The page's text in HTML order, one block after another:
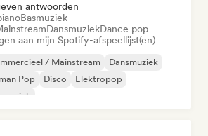
antwoorden
Basmuziek
DansmuziekDance pop
aan mijn Spotify-afspeellijst(en)
/ Mainstream
Dansmuziek
Pop
Disco
Elektropop